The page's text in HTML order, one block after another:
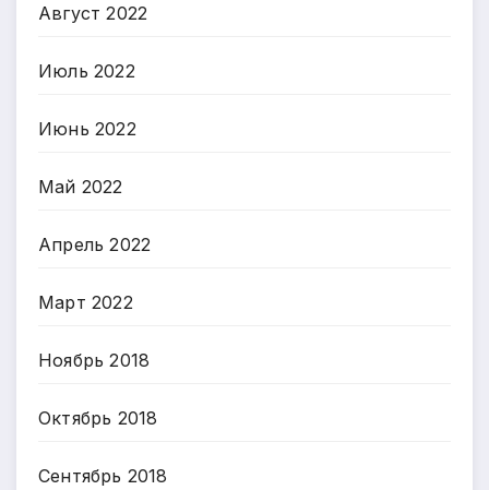
Август 2022
Июль 2022
Июнь 2022
Май 2022
Апрель 2022
Март 2022
Ноябрь 2018
Октябрь 2018
Сентябрь 2018